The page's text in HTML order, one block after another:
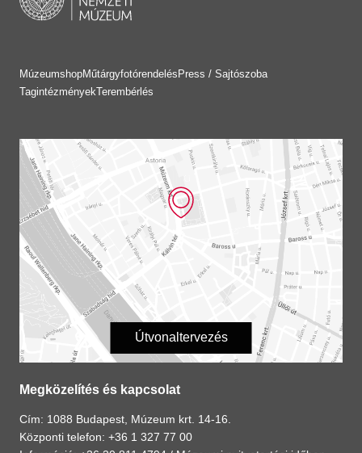
MúzeumshopMűtárgyfotórendelés Press / Sajtószoba
TagintézményekTerembérlés
Útvonaltervezés
Megközelítés és kapcsolat
Cím: 1088 Budapest, Múzeum krt. 14-16.
Központi telefon: +36 1 327 77 00